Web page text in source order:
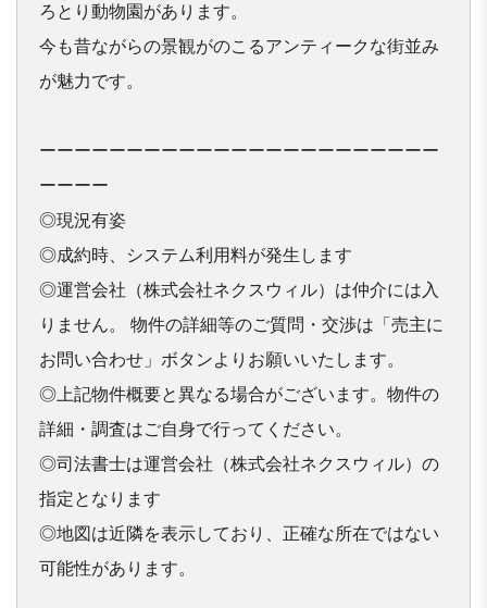
ろとり動物園があります。
今も昔ながらの景観がのこるアンティークな街並み
が魅力です。
ーーーーーーーーーーーーーーーーーーーーーーー
ーーーー
◎現況有姿
◎成約時、システム利用料が発生します
◎運営会社（株式会社ネクスウィル）は仲介には入
りません。 物件の詳細等のご質問・交渉は「売主に
お問い合わせ」ボタンよりお願いいたします。
◎上記物件概要と異なる場合がございます。物件の
詳細・調査はご自身で行ってください。
◎司法書士は運営会社（株式会社ネクスウィル）の
指定となります
◎地図は近隣を表示しており、正確な所在ではない
可能性があります。